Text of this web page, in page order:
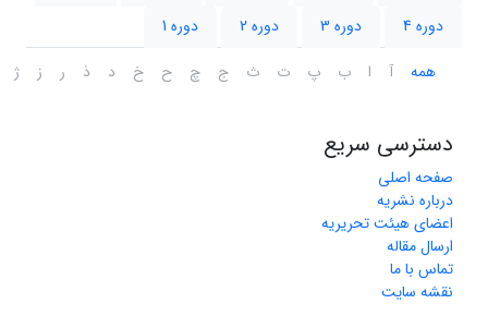
دوره 4
دوره 3 دوره 2
دوره 1
همه
آ ا ب پ ت ث ج چ ح خ د ذ ر ز ژ
دسترسی سریع
صفحه اصلی
درباره نشریه
اعضای هیئت تحریریه
ارسال مقاله
تماس با ما
نقشه سایت